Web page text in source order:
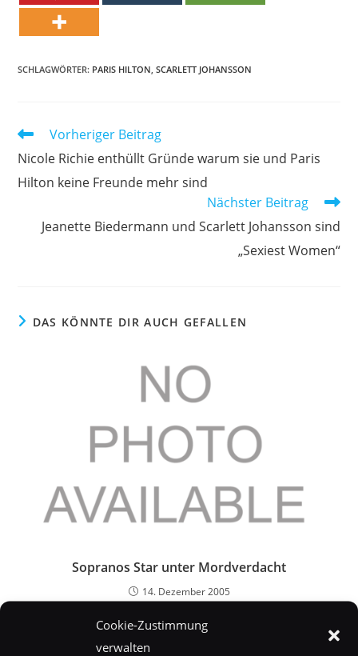
Cookie-Zustimmung
verwalten
SCHLAGWÖRTER: PARIS HILTON, SCARLETT JOHANSSON
Weitere
ansehen
Vorheriger Beitrag
Nicole Richie enthüllt Gründe warum sie und Paris
Hilton keine Freunde mehr sind
Nächster Beitrag
Jeanette Biedermann und Scarlett Johansson sind
„Sexiest Women“
DAS KÖNNTE DIR AUCH GEFALLEN
Sopranos Star unter Mordverdacht
14. Dezember 2005